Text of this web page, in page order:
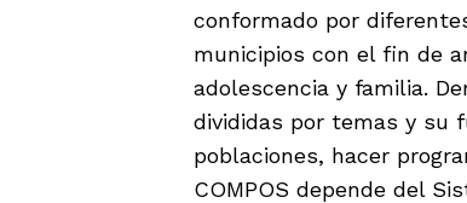
conformado por
municipios con el fin de
adolescencia y familia.
divididas por temas y su
poblaciones, hacer
COMPOS depende del